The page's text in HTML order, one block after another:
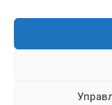
Всички